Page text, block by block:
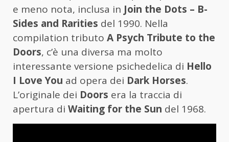
e meno nota, inclusa in Join the Dots – B-
Sides and Rarities del 1990. Nella
compilation tributo A Psych Tribute to the
Doors, c’è una diversa ma molto
interessante versione psichedelica di Hello
I Love You ad opera dei Dark Horses.
L’originale dei Doors era la traccia di
apertura di Waiting for the Sun del 1968.